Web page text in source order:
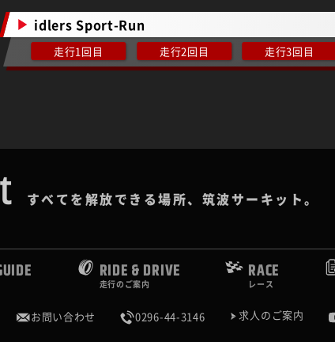
idlers Sport-Run
走行1回目 走行2回目 走行3回目
すべてを解放できる場所、筑波サーキット。
RIDE & DRIVE
走行のご案内
RACE
レース
お問い合わせ 0296-44-3146 求人のご案内